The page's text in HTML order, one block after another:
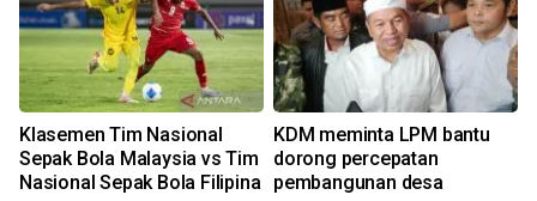
Klasemen Tim Nasional
Sepak Bola Malaysia vs Tim
Nasional Sepak Bola Filipina
KDM meminta LPM bantu
dorong percepatan
pembangunan desa